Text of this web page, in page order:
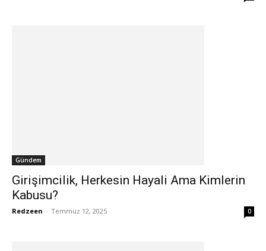
Gündem
Girişimcilik, Herkesin Hayali Ama Kimlerin
Kabusu?
Redzeen - Temmuz 12, 2025 0